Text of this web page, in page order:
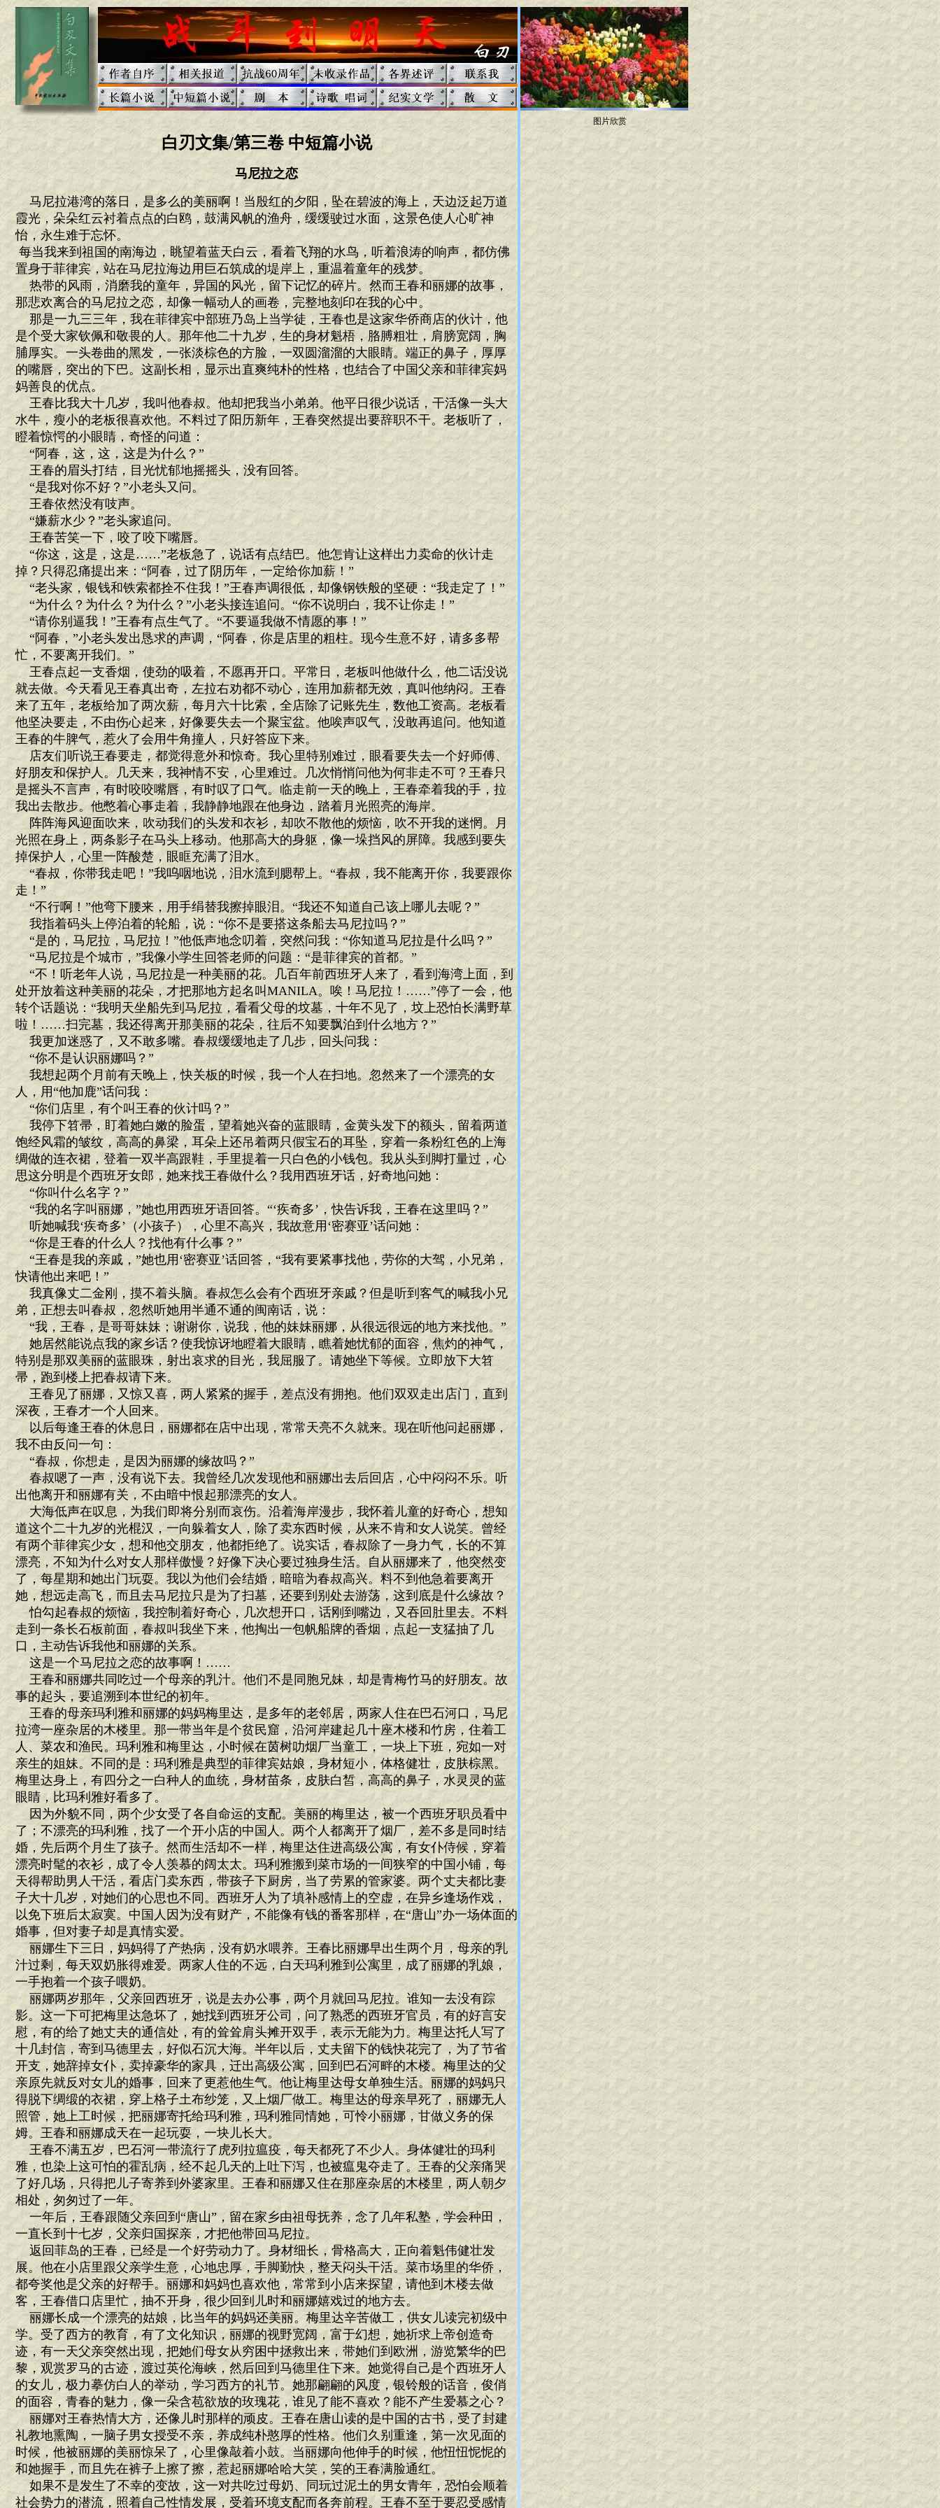
图片欣赏
白刃文集/第三卷 中短篇小说
马尼拉之恋
马尼拉港湾的落日，是多么的美丽啊！当殷红的夕阳，坠在碧波的海上，天边泛起万道
霞光，朵朵红云衬着点点的白鸥，鼓满风帆的渔舟，缓缓驶过水面，这景色使人心旷神
怡，永生难于忘怀。
每当我来到祖国的南海边，眺望着蓝天白云，看着飞翔的水鸟，听着浪涛的响声，都仿佛
置身于菲律宾，站在马尼拉海边用巨石筑成的堤岸上，重温着童年的残梦。
热带的风雨，消磨我的童年，异国的风光，留下记忆的碎片。然而王春和丽娜的故事，
那悲欢离合的马尼拉之恋，却像一幅动人的画卷，完整地刻印在我的心中。
那是一九三三年，我在菲律宾中部班乃岛上当学徒，王春也是这家华侨商店的伙计，他
是个受大家钦佩和敬畏的人。那年他二十九岁，生的身材魁梧，胳膊粗壮，肩膀宽阔，胸
脯厚实。一头卷曲的黑发，一张淡棕色的方脸，一双圆溜溜的大眼睛。端正的鼻子，厚厚
的嘴唇，突出的下巴。这副长相，显示出直爽纯朴的性格，也结合了中国父亲和菲律宾妈
妈善良的优点。
王春比我大十几岁，我叫他春叔。他却把我当小弟弟。他平日很少说话，干活像一头大
水牛，瘦小的老板很喜欢他。不料过了阳历新年，王春突然提出要辞职不干。老板听了，
瞪着惊愕的小眼睛，奇怪的问道：
“阿春，这，这，这是为什么？”
王春的眉头打结，目光忧郁地摇摇头，没有回答。
“是我对你不好？”小老头又问。
王春依然没有吱声。
“嫌薪水少？”老头家追问。
王春苦笑一下，咬了咬下嘴唇。
“你这，这是，这是……”老板急了，说话有点结巴。他怎肯让这样出力卖命的伙计走
掉？只得忍痛提出来：“阿春，过了阴历年，一定给你加薪！”
“老头家，银钱和铁索都拴不住我！”王春声调很低，却像钢铁般的坚硬：“我走定了！”
“为什么？为什么？为什么？”小老头接连追问。“你不说明白，我不让你走！”
“请你别逼我！”王春有点生气了。“不要逼我做不情愿的事！”
“阿春，”小老头发出恳求的声调，“阿春，你是店里的粗柱。现今生意不好，请多多帮
忙，不要离开我们。”
王春点起一支香烟，使劲的吸着，不愿再开口。平常日，老板叫他做什么，他二话没说
就去做。今天看见王春真出奇，左拉右劝都不动心，连用加薪都无效，真叫他纳闷。王春
来了五年，老板给加了两次薪，每月六十比索，全店除了记账先生，数他工资高。老板看
他坚决要走，不由伤心起来，好像要失去一个聚宝盆。他唉声叹气，没敢再追问。他知道
王春的牛脾气，惹火了会用牛角撞人，只好答应下来。
店友们听说王春要走，都觉得意外和惊奇。我心里特别难过，眼看要失去一个好师傅、
好朋友和保护人。几天来，我神情不安，心里难过。几次悄悄问他为何非走不可？王春只
是摇头不言声，有时咬咬嘴唇，有时叹了口气。临走前一天的晚上，王春牵着我的手，拉
我出去散步。他憋着心事走着，我静静地跟在他身边，踏着月光照亮的海岸。
阵阵海风迎面吹来，吹动我们的头发和衣衫，却吹不散他的烦恼，吹不开我的迷惘。月
光照在身上，两条影子在马头上移动。他那高大的身躯，像一垛挡风的屏障。我感到要失
掉保护人，心里一阵酸楚，眼眶充满了泪水。
“春叔，你带我走吧！”我呜咽地说，泪水流到腮帮上。“春叔，我不能离开你，我要跟你
走！”
“不行啊！”他弯下腰来，用手绢替我擦掉眼泪。“我还不知道自己该上哪儿去呢？”
我指着码头上停泊着的轮船，说：“你不是要搭这条船去马尼拉吗？”
“是的，马尼拉，马尼拉！”他低声地念叨着，突然问我：“你知道马尼拉是什么吗？”
“马尼拉是个城市，”我像小学生回答老师的问题：“是菲律宾的首都。”
“不！听老年人说，马尼拉是一种美丽的花。几百年前西班牙人来了，看到海湾上面，到
处开放着这种美丽的花朵，才把那地方起名叫MANILA。唉！马尼拉！……”停了一会，他
转个话题说：“我明天坐船先到马尼拉，看看父母的坟墓，十年不见了，坟上恐怕长满野草
啦！……扫完墓，我还得离开那美丽的花朵，往后不知要飘泊到什么地方？”
我更加迷惑了，又不敢多嘴。春叔缓缓地走了几步，回头问我：
“你不是认识丽娜吗？”
我想起两个月前有天晚上，快关板的时候，我一个人在扫地。忽然来了一个漂亮的女
人，用“他加鹿”话问我：
“你们店里，有个叫王春的伙计吗？”
我停下笤帚，盯着她白嫩的脸蛋，望着她兴奋的蓝眼睛，金黄头发下的额头，留着两道
饱经风霜的皱纹，高高的鼻梁，耳朵上还吊着两只假宝石的耳坠，穿着一条粉红色的上海
绸做的连衣裙，登着一双半高跟鞋，手里提着一只白色的小钱包。我从头到脚打量过，心
思这分明是个西班牙女郎，她来找王春做什么？我用西班牙话，好奇地问她：
“你叫什么名字？”
“我的名字叫丽娜，”她也用西班牙语回答。“‘疾奇多’，快告诉我，王春在这里吗？”
听她喊我‘疾奇多’（小孩子），心里不高兴，我故意用‘密赛亚’话问她：
“你是王春的什么人？找他有什么事？”
“王春是我的亲戚，”她也用‘密赛亚’话回答，“我有要紧事找他，劳你的大驾，小兄弟，
快请他出来吧！”
我真像丈二金刚，摸不着头脑。春叔怎么会有个西班牙亲戚？但是听到客气的喊我小兄
弟，正想去叫春叔，忽然听她用半通不通的闽南话，说：
“我，王春，是哥哥妹妹；谢谢你，说我，他的妹妹丽娜，从很远很远的地方来找他。”
她居然能说点我的家乡话？使我惊讶地瞪着大眼睛，瞧着她忧郁的面容，焦灼的神气，
特别是那双美丽的蓝眼珠，射出哀求的目光，我屈服了。请她坐下等候。立即放下大笤
帚，跑到楼上把春叔请下来。
王春见了丽娜，又惊又喜，两人紧紧的握手，差点没有拥抱。他们双双走出店门，直到
深夜，王春才一个人回来。
以后每逢王春的休息日，丽娜都在店中出现，常常天亮不久就来。现在听他问起丽娜，
我不由反问一句：
“春叔，你想走，是因为丽娜的缘故吗？”
春叔嗯了一声，没有说下去。我曾经几次发现他和丽娜出去后回店，心中闷闷不乐。听
出他离开和丽娜有关，不由暗中恨起那漂亮的女人。
大海低声在叹息，为我们即将分别而哀伤。沿着海岸漫步，我怀着儿童的好奇心，想知
道这个二十九岁的光棍汉，一向躲着女人，除了卖东西时候，从来不肯和女人说笑。曾经
有两个菲律宾少女，想和他交朋友，他都拒绝了。说实话，春叔除了一身力气，长的不算
漂亮，不知为什么对女人那样傲慢？好像下决心要过独身生活。自从丽娜来了，他突然变
了，每星期和她出门玩耍。我以为他们会结婚，暗暗为春叔高兴。料不到他急着要离开
她，想远走高飞，而且去马尼拉只是为了扫墓，还要到别处去游荡，这到底是什么缘故？
怕勾起春叔的烦恼，我控制着好奇心，几次想开口，话刚到嘴边，又吞回肚里去。不料
走到一条长石板前面，春叔叫我坐下来，他掏出一包帆船牌的香烟，点起一支猛抽了几
口，主动告诉我他和丽娜的关系。
这是一个马尼拉之恋的故事啊！……
王春和丽娜共同吃过一个母亲的乳汁。他们不是同胞兄妹，却是青梅竹马的好朋友。故
事的起头，要追溯到本世纪的初年。
王春的母亲玛利雅和丽娜的妈妈梅里达，是多年的老邻居，两家人住在巴石河口，马尼
拉湾一座杂居的木楼里。那一带当年是个贫民窟，沿河岸建起几十座木楼和竹房，住着工
人、菜农和渔民。玛利雅和梅里达，小时候在茵树叻烟厂当童工，一块上下班，宛如一对
亲生的姐妹。不同的是：玛利雅是典型的菲律宾姑娘，身材短小，体格健壮，皮肤棕黑。
梅里达身上，有四分之一白种人的血统，身材苗条，皮肤白皙，高高的鼻子，水灵灵的蓝
眼睛，比玛利雅好看多了。
因为外貌不同，两个少女受了各自命运的支配。美丽的梅里达，被一个西班牙职员看中
了；不漂亮的玛利雅，找了一个开小店的中国人。两个人都离开了烟厂，差不多是同时结
婚，先后两个月生了孩子。然而生活却不一样，梅里达住进高级公寓，有女仆侍候，穿着
漂亮时髦的衣衫，成了令人羡慕的阔太太。玛利雅搬到菜市场的一间狭窄的中国小铺，每
天得帮助男人干活，看店门卖东西，带孩子下厨房，当了劳累的管家婆。两个丈夫都比妻
子大十几岁，对她们的心思也不同。西班牙人为了填补感情上的空虚，在异乡逢场作戏，
以免下班后太寂寞。中国人因为没有财产，不能像有钱的番客那样，在“唐山”办一场体面的
婚事，但对妻子却是真情实爱。
丽娜生下三日，妈妈得了产热病，没有奶水喂养。王春比丽娜早出生两个月，母亲的乳
汁过剩，每天双奶胀得难爱。两家人住的不远，白天玛利雅到公寓里，成了丽娜的乳娘，
一手抱着一个孩子喂奶。
丽娜两岁那年，父亲回西班牙，说是去办公事，两个月就回马尼拉。谁知一去没有踪
影。这一下可把梅里达急坏了，她找到西班牙公司，问了熟悉的西班牙官员，有的好言安
慰，有的给了她丈夫的通信处，有的耸耸肩头摊开双手，表示无能为力。梅里达托人写了
十几封信，寄到马德里去，好似石沉大海。半年以后，丈夫留下的钱快花完了，为了节省
开支，她辞掉女仆，卖掉豪华的家具，迁出高级公寓，回到巴石河畔的木楼。梅里达的父
亲原先就反对女儿的婚事，回来了更惹他生气。他让梅里达母女单独生活。丽娜的妈妈只
得脱下绸缎的衣裙，穿上格子土布纱笼，又上烟厂做工。梅里达的母亲早死了，丽娜无人
照管，她上工时候，把丽娜寄托给玛利雅，玛利雅同情她，可怜小丽娜，甘做义务的保
姆。王春和丽娜成天在一起玩耍，一块儿长大。
王春不满五岁，巴石河一带流行了虎列拉瘟疫，每天都死了不少人。身体健壮的玛利
雅，也染上这可怕的霍乱病，经不起几天的上吐下泻，也被瘟鬼夺走了。王春的父亲痛哭
了好几场，只得把儿子寄养到外婆家里。王春和丽娜又住在那座杂居的木楼里，两人朝夕
相处，匆匆过了一年。
一年后，王春跟随父亲回到“唐山”，留在家乡由祖母抚养，念了几年私塾，学会种田，
一直长到十七岁，父亲归国探亲，才把他带回马尼拉。
返回菲岛的王春，已经是一个好劳动力了。身材细长，骨格高大，正向着魁伟健壮发
展。他在小店里跟父亲学生意，心地忠厚，手脚勤快，整天闷头干活。菜市场里的华侨，
都夸奖他是父亲的好帮手。丽娜和妈妈也喜欢他，常常到小店来探望，请他到木楼去做
客，王春借口店里忙，抽不开身，很少回到儿时和丽娜嬉戏过的地方去。
丽娜长成一个漂亮的姑娘，比当年的妈妈还美丽。梅里达辛苦做工，供女儿读完初级中
学。受了西方的教育，有了文化知识，丽娜的视野宽阔，富于幻想，她祈求上帝创造奇
迹，有一天父亲突然出现，把她们母女从穷困中拯救出来，带她们到欧洲，游览繁华的巴
黎，观赏罗马的古迹，渡过英伦海峡，然后回到马德里住下来。她觉得自己是个西班牙人
的女儿，极力摹仿白人的举动，学习西方的礼节。她那翩翩的风度，银铃般的话音，俊俏
的面容，青春的魅力，像一朵含苞欲放的玫瑰花，谁见了能不喜欢？能不产生爱慕之心？
丽娜对王春热情大方，还像儿时那样的顽皮。王春在唐山读的是中国的古书，受了封建
礼教地熏陶，一脑子男女授受不亲，养成纯朴憨厚的性格。他们久别重逢，第一次见面的
时候，他被丽娜的美丽惊呆了，心里像敲着小鼓。当丽娜向他伸手的时候，他忸忸怩怩的
和她握手，而且先在裤子上擦了擦，惹起丽娜哈哈大笑，笑的王春满脸通红。
如果不是发生了不幸的变故，这一对共吃过母奶、同玩过泥土的男女青年，恐怕会顺着
社会势力的潜流，照着自己性情发展，受着环境支配而各奔前程。王春不至于要忍受感情